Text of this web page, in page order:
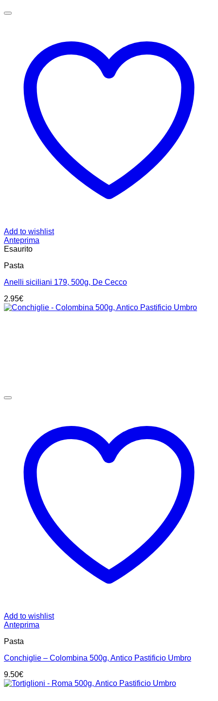
Add to wishlist
Anteprima
Esaurito
Pasta
Anelli siciliani 179, 500g, De Cecco
2.95€
Add to wishlist
Anteprima
Pasta
Conchiglie – Colombina 500g, Antico Pastificio Umbro
9.50€